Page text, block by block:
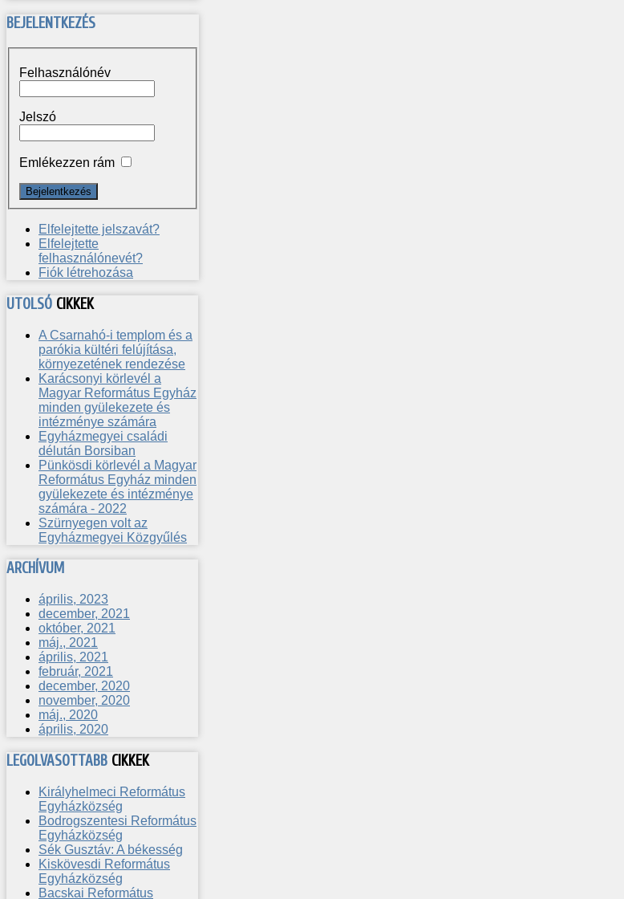
BEJELENTKEZÉS
Felhasználónév
Jelszó
Emlékezzen rám
Elfelejtette jelszavát?
Elfelejtette
felhasználónevét?
Fiók létrehozása
UTOLSÓ CIKKEK
A Csarnahó-i templom és a
parókia kültéri felújítása,
környezetének rendezése
Karácsonyi körlevél a
Magyar Református Egyház
minden gyülekezete és
intézménye számára
Egyházmegyei családi
délután Borsiban
Pünkösdi körlevél a Magyar
Református Egyház minden
gyülekezete és intézménye
számára - 2022
Szürnyegen volt az
Egyházmegyei Közgyűlés
ARCHÍVUM
április, 2023
december, 2021
október, 2021
máj., 2021
április, 2021
február, 2021
december, 2020
november, 2020
máj., 2020
április, 2020
LEGOLVASOTTABB CIKKEK
Királyhelmeci Református
Egyházközség
Bodrogszentesi Református
Egyházközség
Sék Gusztáv: A békesség
Kiskövesdi Református
Egyházközség
Bacskai Református